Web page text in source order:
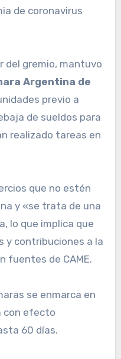
de coronavirus
del gremio, mantuvo
Argentina de
previo a
de sueldos para
realizado tareas en
que no estén
y «se trata de una
lo que implica que
y contribuciones a la
fuentes de CAME.
se enmarca en
con efecto
60 días.